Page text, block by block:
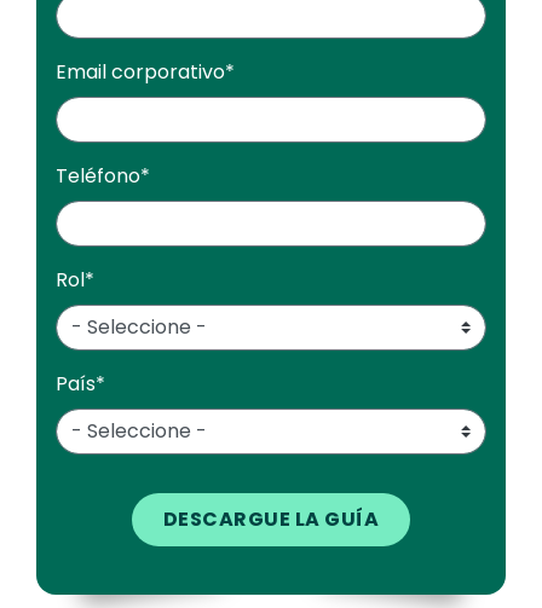
Email corporativo*
Teléfono*
Rol*
País*